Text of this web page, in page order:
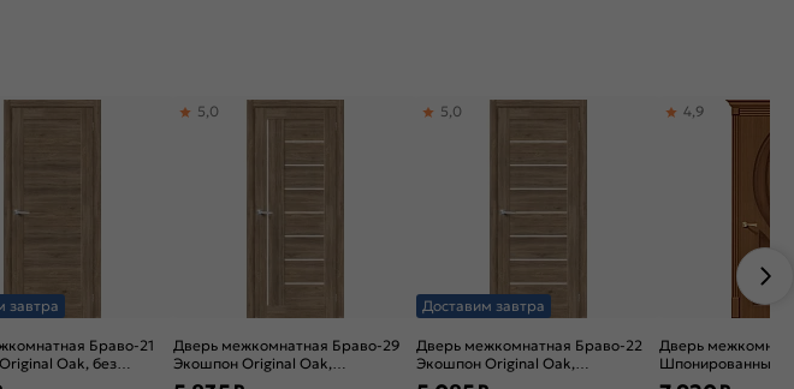
завтра
Браво-21
Oak, без
без стекла, без
Дверь межкомнатная Браво-29
Экошпон Original Oak,
остекленная, magic fog, без
5,0
Доставим завтра
Дверь межкомнатная Браво-22
Экошпон Original Oak,
остекленная, magic fog, без
5,0
Дверь
Шпонированные
глухая, каркасно-
4,9